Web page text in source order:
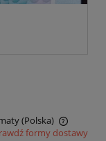
(Polska)
formy dostawy